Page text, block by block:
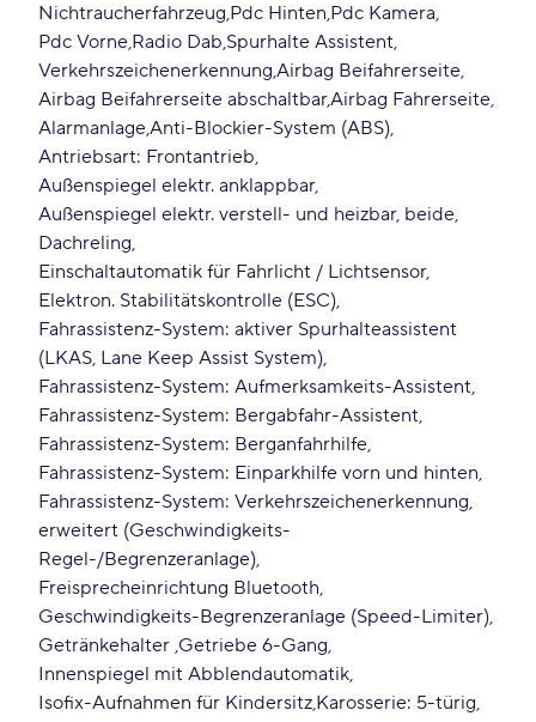
Nichtraucherfahrzeug Pdc Hinten Pdc Kamera
Pdc Vorne Radio Dab Spurhalte Assistent
Verkehrszeichenerkennung Airbag Beifahrerseite
Airbag Beifahrerseite abschaltbarAirbag Fahrerseite
AlarmanlageAnti-Blockier-System (ABS)
Antriebsart: Frontantrieb
Außenspiegel elektr. anklappbar
Außenspiegel elektr. verstell- und heizbar, beide
Dachreling
Einschaltautomatik für Fahrlicht / Lichtsensor
Elektron. Stabilitätskontrolle (ESC)
Fahrassistenz-System: aktiver Spurhalteassistent
(LKAS, Lane Keep Assist System)
Fahrassistenz-System: Aufmerksamkeits-Assistent
Fahrassistenz-System: Bergabfahr-Assistent
Fahrassistenz-System: Berganfahrhilfe
Fahrassistenz-System: Einparkhilfe vorn und hinten
Fahrassistenz-System: Verkehrszeichenerkennung,
erweitert (Geschwindigkeits-
Regel-/Begrenzeranlage)
Freisprecheinrichtung Bluetooth
Geschwindigkeits-Begrenzeranlage (Speed-Limiter)
Getränkehalter Getriebe 6-Gang
Innenspiegel mit Abblendautomatik
Isofix-Aufnahmen für Kindersitz Karosserie: 5-türig